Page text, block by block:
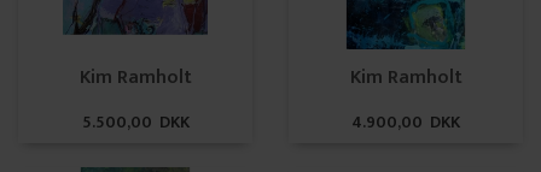
Kim Ramholt
5.500,00 DKK
Kim Ramholt
4.900,00 DKK